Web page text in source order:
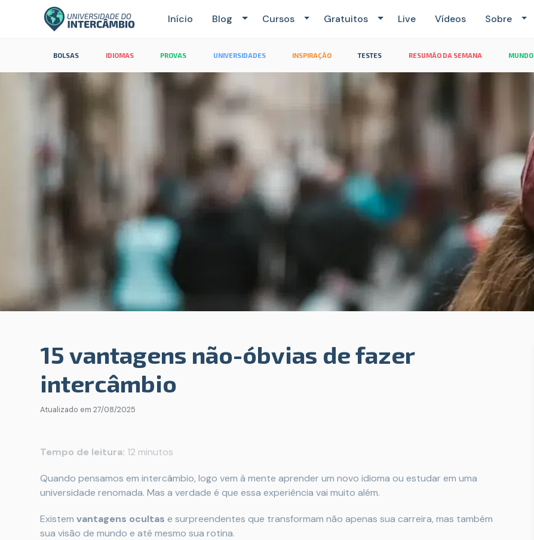
Início Blog Cursos Gratuitos Live Vídeos Sobre
BOLSAS IDIOMAS PROVAS UNIVERSIDADES INSPIRAÇÃO TESTES RESUMÃO DA SEMANA MUNDO
15 vantagens não-óbvias de fazer
intercâmbio
Atualizado em 27/08/2025
Tempo de leitura: 12 minutos
Quando pensamos em intercâmbio, logo vem à mente aprender um novo idioma ou estudar em uma
universidade renomada. Mas a verdade é que essa experiência vai muito além.
Existem vantagens ocultas e surpreendentes que transformam não apenas sua carreira, mas também
sua visão de mundo e até mesmo sua rotina.